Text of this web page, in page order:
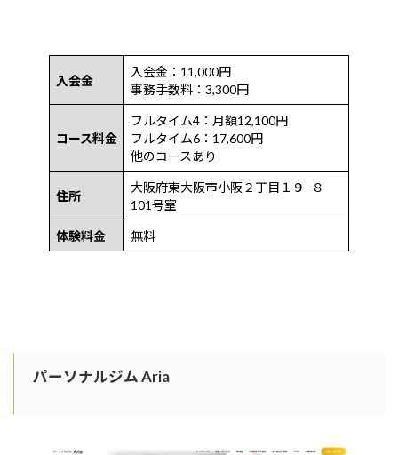
入会金
入会金：11,000円
事務手数料：3,300円
コース料金
フルタイム4：月額12,100円
フルタイム6：17,600円
他のコースあり
住所
大阪府東大阪市小阪２丁目１９−８
101号室
体験料金 無料
パーソナルジム Aria